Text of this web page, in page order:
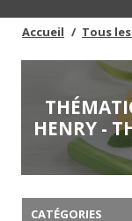
Accueil Tous
HENRY -
CATÉGORIES